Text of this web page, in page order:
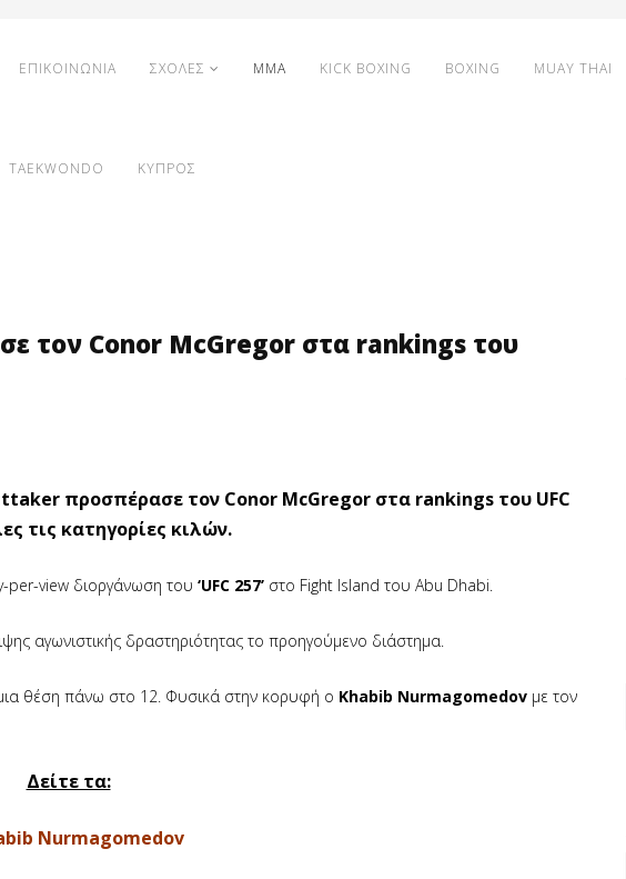
ΕΠΙΚΟΙΝΩΝΙΑ ΣΧΟΛΕΣ MMA KICK BOXING BOXING MUAY THAI
TAEKWONDO ΚΥΠΡΟΣ
τον Conor McGregor στα rankings του
προσπέρασε τον Conor McGregor στα rankings του UFC
τις κατηγορίες κιλών.
per-view διοργάνωση του ‘UFC 257’ στο Fight Island του Abu Dhabi.
αγωνιστικής δραστηριότητας το προηγούμενο διάστημα.
θέση πάνω στο 12. Φυσικά στην κορυφή ο Khabib Nurmagomedov με τον
Δείτε τα:
Nurmagomedov